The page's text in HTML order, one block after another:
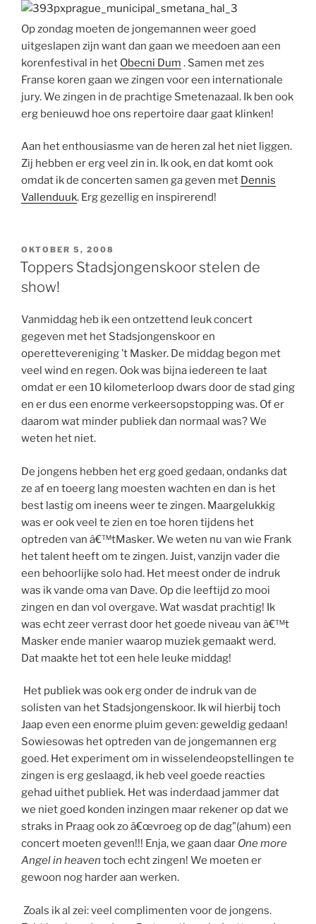
Op zondag moeten de jongemannen weer goed
uitgeslapen zijn want dan gaan we meedoen aan een
korenfestival in het Obecni Dum . Samen met zes
Franse koren gaan we zingen voor een internationale
jury. We zingen in de prachtige Smetenazaal. Ik ben ook
erg benieuwd hoe ons repertoire daar gaat klinken!
Aan het enthousiasme van de heren zal het niet liggen.
Zij hebben er erg veel zin in. Ik ook, en dat komt ook
omdat ik de concerten samen ga geven met Dennis
Vallenduuk. Erg gezellig en inspirerend!
GEPLAATST
OP
OKTOBER 5, 2008
Toppers Stadsjongenskoor stelen de
show!
Vanmiddag heb ik een ontzettend leuk concert
gegeven met het Stadsjongenskoor en
operettevereniging ’t Masker. De middag begon met
veel wind en regen. Ook was bijna iedereen te laat
omdat er een 10 kilometerloop dwars door de stad ging
en er dus een enorme verkeersopstopping was. Of er
daarom wat minder publiek dan normaal was? We
weten het niet.
De jongens hebben het erg goed gedaan, ondanks dat
ze af en toeerg lang moesten wachten en dan is het
best lastig om ineens weer te zingen. Maargelukkig
was er ook veel te zien en toe horen tijdens het
optreden van â€™tMasker. We weten nu van wie Frank
het talent heeft om te zingen. Juist, vanzijn vader die
een behoorlijke solo had. Het meest onder de indruk
was ik vande oma van Dave. Op die leeftijd zo mooi
zingen en dan vol overgave. Wat wasdat prachtig! Ik
was echt zeer verrast door het goede niveau van â€™t
Masker ende manier waarop muziek gemaakt werd.
Dat maakte het tot een hele leuke middag!
Het publiek was ook erg onder de indruk van de
solisten van het Stadsjongenskoor. Ik wil hierbij toch
Jaap even een enorme pluim geven: geweldig gedaan!
Sowiesowas het optreden van de jongemannen erg
goed. Het experiment om in wisselendeopstellingen te
zingen is erg geslaagd, ik heb veel goede reacties
gehad uithet publiek. Het was inderdaad jammer dat
we niet goed konden inzingen maar rekener op dat we
straks in Praag ook zo â€œvroeg op de dag"(ahum) een
concert moeten geven!!! Enja, we gaan daar One more
Angel in heaven toch echt zingen! We moeten er
gewoon nog harder aan werken.
Zoals ik al zei: veel complimenten voor de jongens.